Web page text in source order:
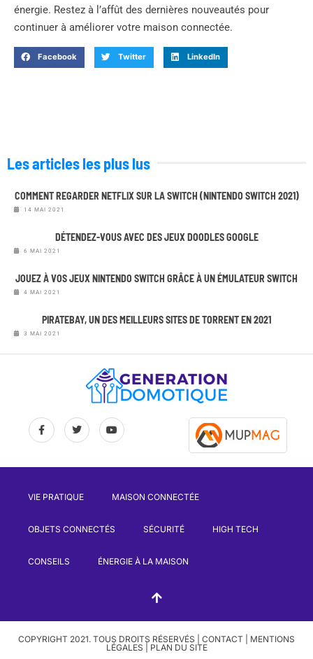
énergie. Restez à l’affût des dernières nouveautés pour
continuer à améliorer votre maison connectée.
Facebook Twitter LinkedIn
Les articles les plus lus
COMMENT REGARDER NETFLIX SUR LA SWITCH (NINTENDO SWITCH 2021)
14 MAI 2021
DÉTENDEZ-VOUS AVEC DES JEUX DOODLES GOOGLE
6 MAI 2021
JOUEZ À VOS JEUX NINTENDO SWITCH GRÂCE À UN ÉMULATEUR SWITCH
4 MAI 2021
PIRATEBAY, UN DES MEILLEURS SITES DE TORRENT EN 2021
3 MAI 2021
VIE PRATIQUE MAISON CONNECTÉE
OBJETS CONNECTÉS SÉCURITÉ HIGH TECH
CONSEILS ÉNERGIE À LA MAISON
COPYRIGHT 2021. TOUS DROITS RÉSERVÉS | CONTACT
MENTIONS
LÉGALES
PLAN DU SITE